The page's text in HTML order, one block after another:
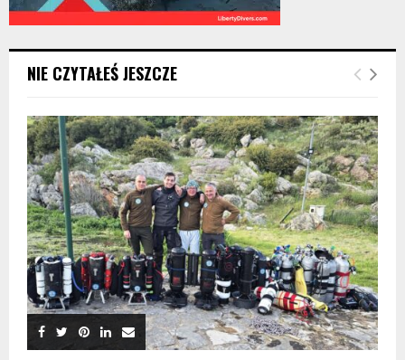
NIE CZYTAŁEŚ JESZCZE